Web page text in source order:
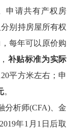
申请共有产权房
别持房屋所有权
每年可以原价购
补贴标准为实际
平方米左右；申
。
分析师(CFA)、金
年1月1日后取